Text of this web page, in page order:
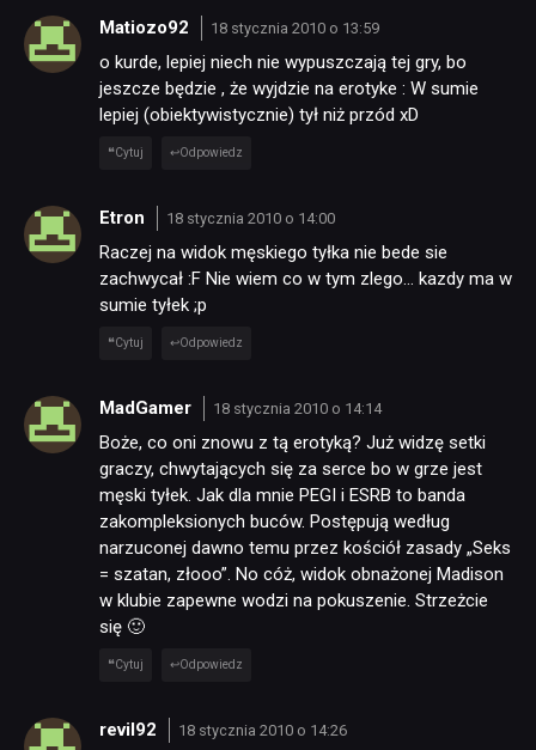
Matiozo92 18 stycznia 2010 o 13:59
o kurde, lepiej niech nie wypuszczają tej gry, bo
jeszcze będzie , że wyjdzie na erotyke : W sumie
lepiej (obiektywistycznie) tył niż przód xD
Cytuj Odpowiedz
Etron 18 stycznia 2010 o 14:00
Raczej na widok męskiego tyłka nie bede sie
zachwycał :F Nie wiem co w tym zlego… kazdy ma w
sumie tyłek ;p
Cytuj Odpowiedz
MadGamer 18 stycznia 2010 o 14:14
Boże, co oni znowu z tą erotyką? Już widzę setki
graczy, chwytających się za serce bo w grze jest
męski tyłek. Jak dla mnie PEGI i ESRB to banda
zakompleksionych buców. Postępują według
narzuconej dawno temu przez kościół zasady „Seks
= szatan, złooo”. No cóż, widok obnażonej Madison
w klubie zapewne wodzi na pokuszenie. Strzeżcie
się 🙂
Cytuj Odpowiedz
revil92 18 stycznia 2010 o 14:26